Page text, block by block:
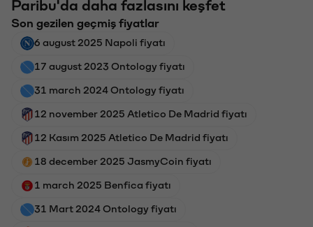
Paribu'da daha fazlasını keşfet
Son gezilen geçmiş fiyatlar
6 august 2025 Napoli fiyatı
17 august 2023 Ontology fiyatı
31 march 2024 Ontology fiyatı
12 november 2025 Atletico De Madrid fiyatı
12 Kasım 2025 Atletico De Madrid fiyatı
18 december 2025 JasmyCoin fiyatı
1 march 2025 Benfica fiyatı
31 Mart 2024 Ontology fiyatı